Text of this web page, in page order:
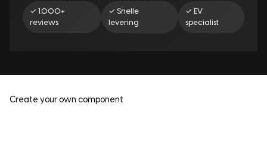
✓ 1.000+
reviews
✓ Snelle
levering
✓ EV
specialist
Create your own component